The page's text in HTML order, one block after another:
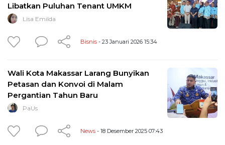
Libatkan Puluhan Tenant UMKM
Lisa Emilda
Bisnis - 23 Januari 2026 15:34
Wali Kota Makassar Larang Bunyikan
Petasan dan Konvoi di Malam
Pergantian Tahun Baru
PaUs
News - 18 Desember 2025 07:43